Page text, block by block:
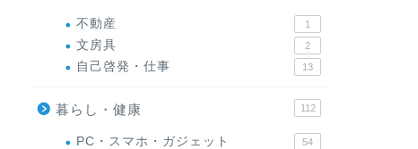
不動産 1
文房具 2
自己啓発・仕事 13
暮らし・健康 112
PC・スマホ・ガジェット 54